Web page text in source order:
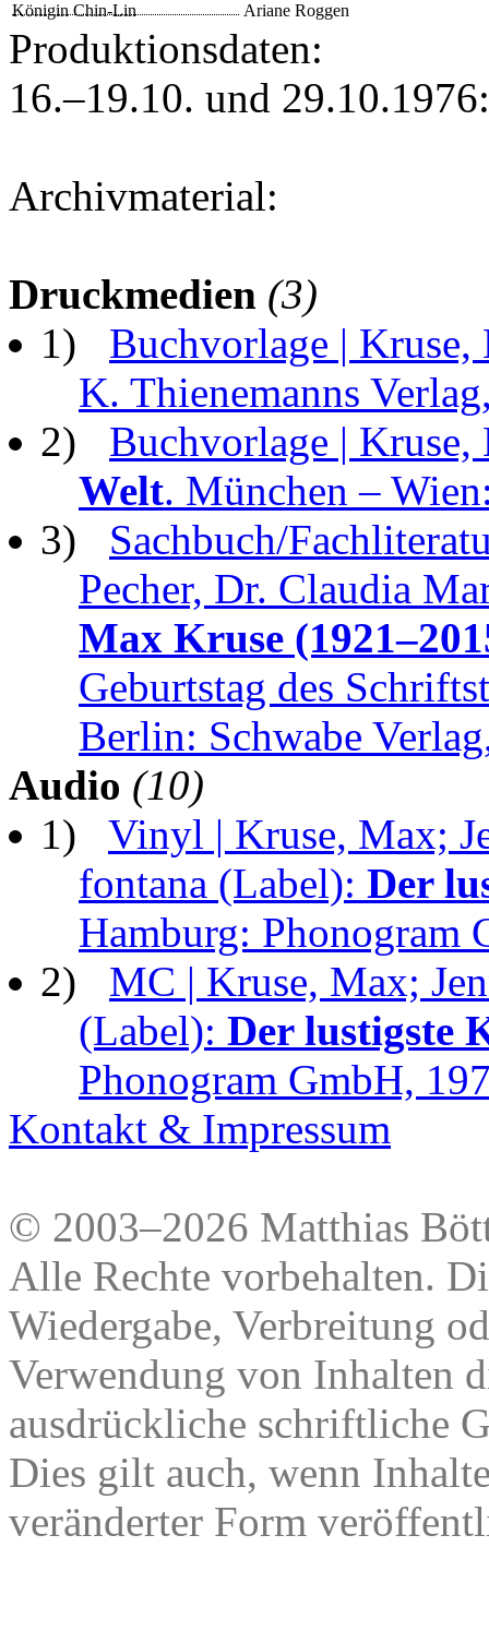
Königin Chin-Lin
Ariane Roggen
Produktionsdaten:
16.–19.10. und
Archivmaterial:
Druckmedien (3)
1) Buchvorlage |
K. Thienemanns
2) Buchvorlage |
Welt. München –
3) Sachbuch/
Pecher, Dr. Claudia
Max Kruse
Geburtstag des
Berlin: Schwabe
Audio (10)
1) Vinyl | Kruse, Max;
fontana (Label): Der
Hamburg: Phonogram
2) MC | Kruse, Max;
(Label): Der lustigste
Phonogram GmbH,
Kontakt & Impressum
© 2003–2026 Matthias
Alle Rechte vorbehalten.
Wiedergabe, Verbreitung
Verwendung von Inhalten
ausdrückliche schriftliche
Dies gilt auch, wenn
veränderter Form